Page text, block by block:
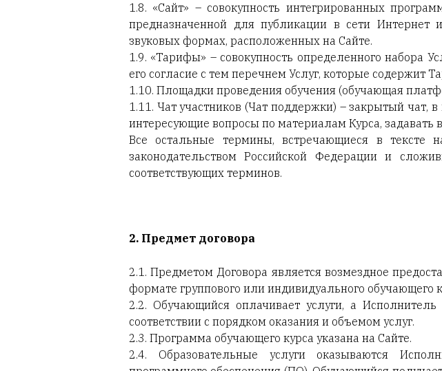
1.8. «Сайт» – совокупность интегрированных
предназначенной для публикации в сети Интернет
звуковых формах, расположенных на Сайте.
1.9. «Тарифы» – совокупность определенного набора
его согласие с тем перечнем Услуг, которые содержит
1.10. Площадки проведения обучения (обучающая
1.11. Чат участников (Чат поддержки) – закрытый чат,
интересующие вопросы по материалам Курса,
Все остальные термины, встречающиеся в тексте
законодательством Российской Федерации и
соответствующих терминов.
2. Предмет договора
2.1. Предметом Договора является возмездное
формате группового или индивидуального обучающего
2.2. Обучающийся оплачивает услуги, а
соответствии с порядком оказания и объемом услуг.
2.3. Программа обучающего курса указана на Сайте.
2.4. Образовательные услуги оказываются